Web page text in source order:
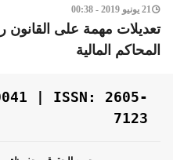
21 يونيو 2019 - 00:38
المحاكم المالية
| ISSN: 2605-
7123